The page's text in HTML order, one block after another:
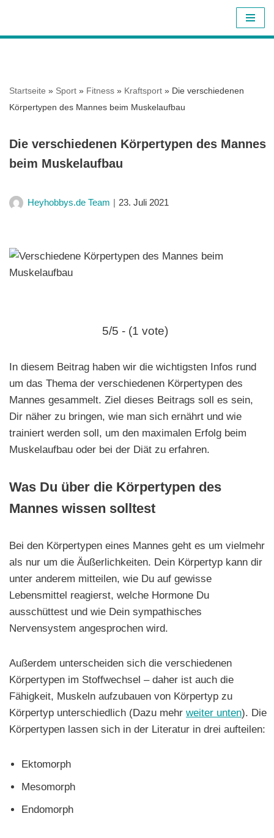
Z
l
t
p
n
Startseite » Sport » Fitness » Kraftsport » Die verschiedenen
Körpertypen des Mannes beim Muskelaufbau
Die verschiedenen Körpertypen des Mannes
beim Muskelaufbau
Heyhobbys.de Team 23. Juli 2021
5/5 - (1 vote)
In diesem Beitrag haben wir die wichtigsten Infos rund
um das Thema der verschiedenen Körpertypen des
Mannes gesammelt. Ziel dieses Beitrags soll es sein,
Dir näher zu bringen, wie man sich ernährt und wie
trainiert werden soll, um den maximalen Erfolg beim
Muskelaufbau oder bei der Diät zu erfahren.
Was Du über die Körpertypen des
Mannes wissen solltest
Bei den Körpertypen eines Mannes geht es um vielmehr
als nur um die Äußerlichkeiten. Dein Körpertyp kann dir
unter anderem mitteilen, wie Du auf gewisse
Lebensmittel reagierst, welche Hormone Du
ausschüttest und wie Dein sympathisches
Nervensystem angesprochen wird.
Außerdem unterscheiden sich die verschiedenen
Körpertypen im Stoffwechsel – daher ist auch die
Fähigkeit, Muskeln aufzubauen von Körpertyp zu
Körpertyp unterschiedlich (Dazu mehr weiter unten). Die
Körpertypen lassen sich in der Literatur in drei aufteilen:
Ektomorph
Mesomorph
Endomorph